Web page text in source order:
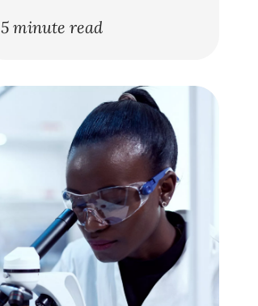
5 minute read